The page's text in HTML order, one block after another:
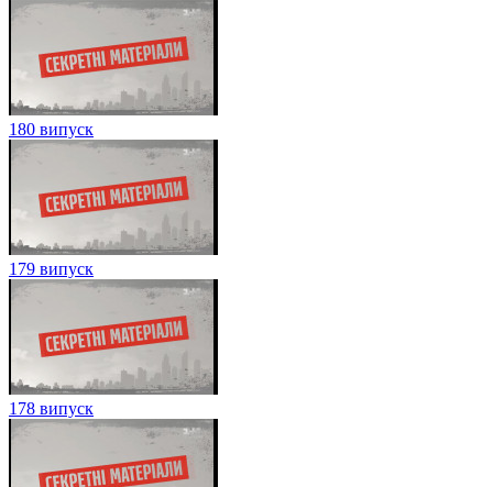
180 випуск
179 випуск
178 випуск